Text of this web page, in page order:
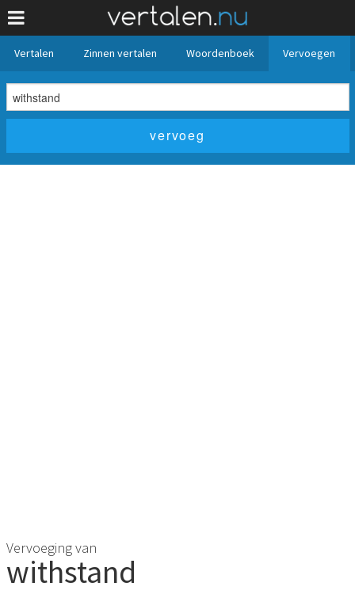
Vertalen Zinnen vertalen Woordenboek Vervoegen
Vervoeging van
withstand